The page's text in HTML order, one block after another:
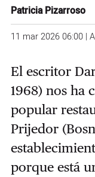
Patricia Pizarroso
11 mar 2026 06:00 |
El escritor
1968) nos ha
popular
Prijedor
porque está